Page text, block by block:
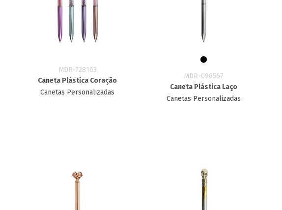
MDR-728163
Caneta Plástica Coração
Canetas Personalizadas
MDR-096567
Caneta Plástica Laço
Canetas Personalizadas